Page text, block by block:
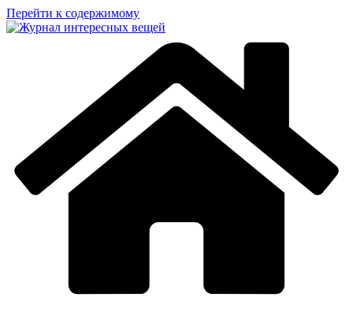
Перейти к содержимому